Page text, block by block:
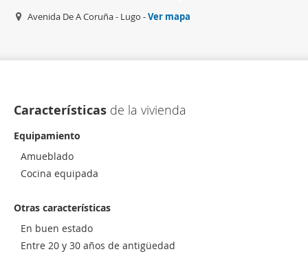
Avenida De A Coruña - Lugo -Ver mapa
Características de la vivienda
Equipamiento
Amueblado
Cocina equipada
Otras características
En buen estado
Entre 20 y 30 años de antigüedad